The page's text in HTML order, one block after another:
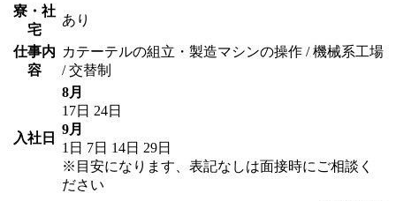
寮・社
宅
あり
仕事内
容
カテーテルの組立・製造マシンの操作 / 機械系工場
/ 交替制
入社日
8月
17日 24日
9月
1日 7日 14日 29日
※目安になります、表記なしは面接時にご相談く
ださい